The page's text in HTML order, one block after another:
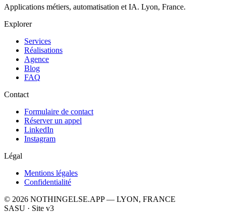
Applications métiers, automatisation et IA. Lyon, France.
Explorer
Services
Réalisations
Agence
Blog
FAQ
Contact
Formulaire de contact
Réserver un appel
LinkedIn
Instagram
Légal
Mentions légales
Confidentialité
© 2026 NOTHINGELSE.APP — LYON, FRANCE
SASU · Site v3